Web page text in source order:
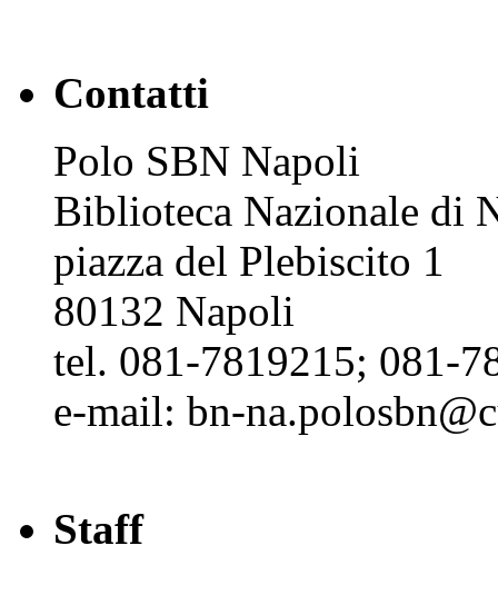
Contatti
Polo SBN Napoli
Biblioteca Nazionale di
piazza del Plebiscito 1
80132 Napoli
tel. 081-7819215; 081-
e-mail: bn-
Staff